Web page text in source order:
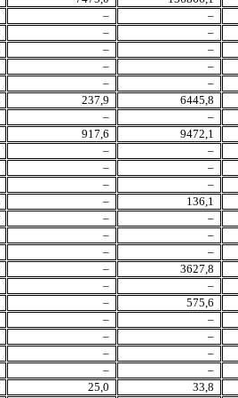
– –
– –
– –
– –
– –
237,9 6445,8
– –
917,6 9472,1
– –
– –
– –
– 136,1
– –
– –
– –
– 3627,8
– –
– 575,6
– –
– –
– –
– –
25,0 33,8